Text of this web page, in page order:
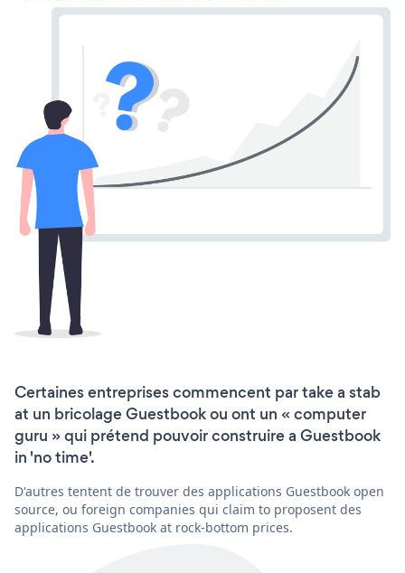
Certaines entreprises commencent par take a stab
at un bricolage Guestbook ou ont un « computer
guru » qui prétend pouvoir construire a Guestbook
in 'no time'.
D'autres tentent de trouver des applications Guestbook open
source, ou foreign companies qui claim to proposent des
applications Guestbook at rock-bottom prices.